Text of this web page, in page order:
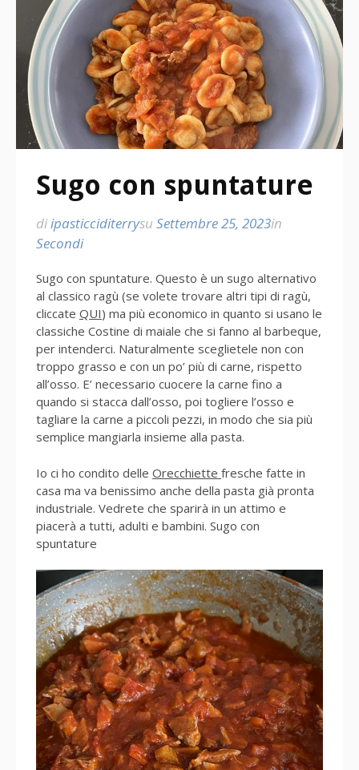
Sugo con spuntature
diipasticciditerrysu Settembre 25, 2023in
Secondi
Sugo con spuntature. Questo è un sugo alternativo
al classico ragù (se volete trovare altri tipi di ragù,
cliccate QUI) ma più economico in quanto si usano le
classiche Costine di maiale che si fanno al barbeque,
per intenderci. Naturalmente sceglietele non con
troppo grasso e con un po’ più di carne, rispetto
all’osso. E’ necessario cuocere la carne fino a
quando si stacca dall’osso, poi togliere l’osso e
tagliare la carne a piccoli pezzi, in modo che sia più
semplice mangiarla insieme alla pasta.
Io ci ho condito delle Orecchiette fresche fatte in
casa ma va benissimo anche della pasta già pronta
industriale. Vedrete che sparirà in un attimo e
piacerà a tutti, adulti e bambini. Sugo con
spuntature